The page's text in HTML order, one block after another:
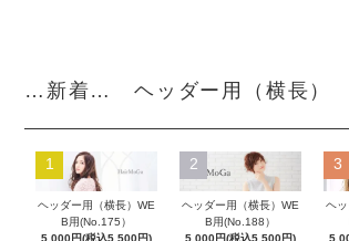
…新着… ヘッダー用（横長）
1
ヘッダー用（横長）WE
B用(No.175）
2
ヘッダー用（横長）WE
B用(No.188）
3
ヘ